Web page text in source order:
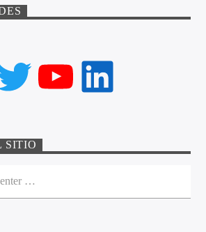
YouTube
LinkedIn
SITIO